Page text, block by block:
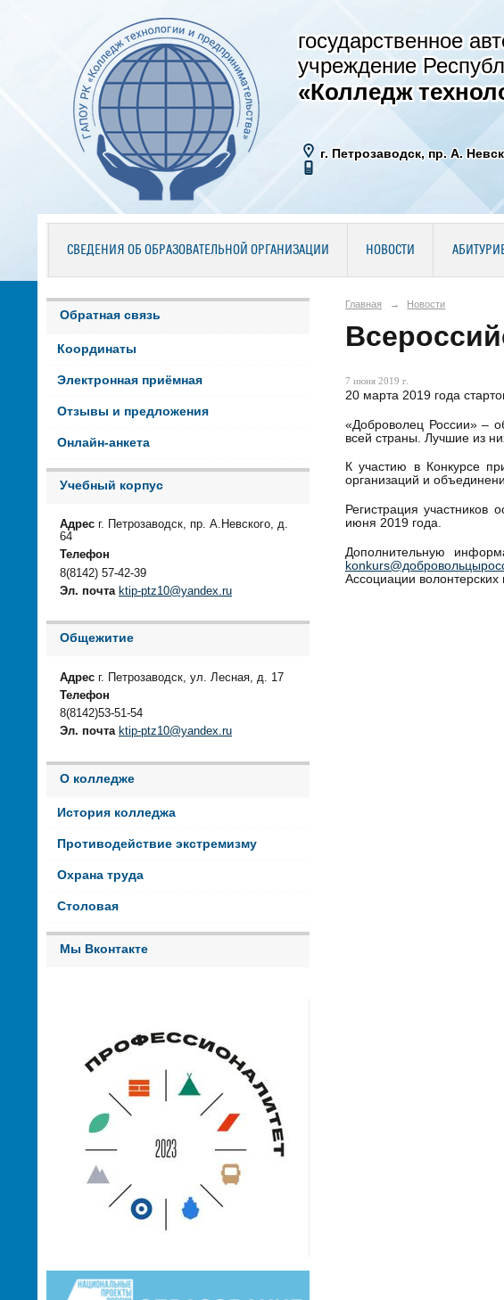
государственное
учреждение
«Колледж
г. Петрозаводск, пр. А.
СВЕДЕНИЯ ОБ ОБРАЗОВАТЕЛЬНОЙ ОРГАНИЗАЦИИ НОВОСТИ
Обратная связь
Координаты
Электронная приёмная
Отзывы и предложения
Онлайн-анкета
Учебный корпус
Адрес г. Петрозаводск, пр. А.Невского, д.
64
Телефон
8(8142) 57-42-39
Эл. почта ktip-ptz10@yandex.ru
Общежитие
Адрес г. Петрозаводск, ул. Лесная, д. 17
Телефон
8(8142)53-51-54
Эл. почта ktip-ptz10@yandex.ru
О колледже
История колледжа
Противодействие экстремизму
Охрана труда
Столовая
Мы Вконтакте
Главная → Новости
7 июня 2019 г.
20 марта 2019 года
«Доброволец России» –
всей страны. Лучшие из
К участию в Конкурсе
организаций и
Регистрация
июня 2019 года.
Дополнительную
Ассоциации волонтерских